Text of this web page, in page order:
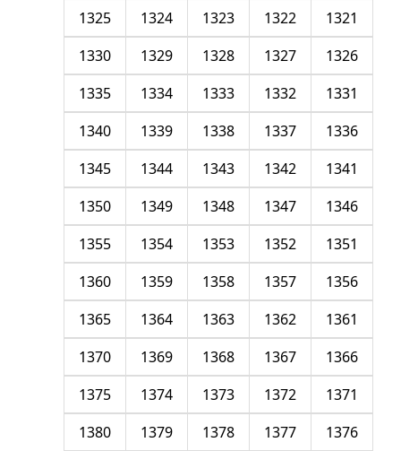
1321
1322
1323
1324
1325
1326
1327
1328
1329
1330
1331
1332
1333
1334
1335
1336
1337
1338
1339
1340
1341
1342
1343
1344
1345
1346
1347
1348
1349
1350
1351
1352
1353
1354
1355
1356
1357
1358
1359
1360
1361
1362
1363
1364
1365
1366
1367
1368
1369
1370
1371
1372
1373
1374
1375
1376
1377
1378
1379
1380